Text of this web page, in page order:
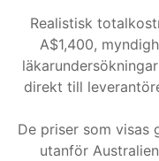
Realistisk
A$1,400,
direkt till
De priser som visas
utanför